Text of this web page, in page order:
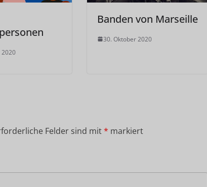
2020
Banden von Marseille
30. Oktober 2020
Felder sind mit* markiert